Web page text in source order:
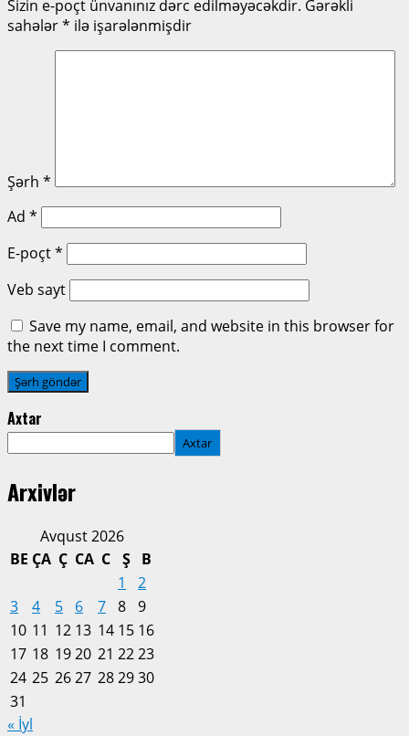
Sizin e-poçt ünvanınız dərc edilməyəcəkdir. Gərəkli
sahələr* ilə işarələnmişdir
Şərh *
Ad *
E-poçt*
Veb sayt
Save my name, email, and website in this browser for
the next time I comment.
Axtar
Axtar
Arxivlər
Avqust 2026
BE ÇA Ç CA C Ş
B
1
2
3
4 5 6 7 8 9
10 11 12 13 14 15 16
17 18 1920 21 2223
24 25 2627 282930
31
« İyl